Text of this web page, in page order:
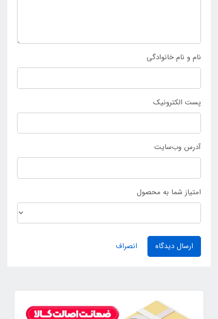
نام و نام خانوادگی
پست الکترونیک
آدرس وب‌سایت
امتیاز شما به محصول
ارسال دیدگاه انصراف